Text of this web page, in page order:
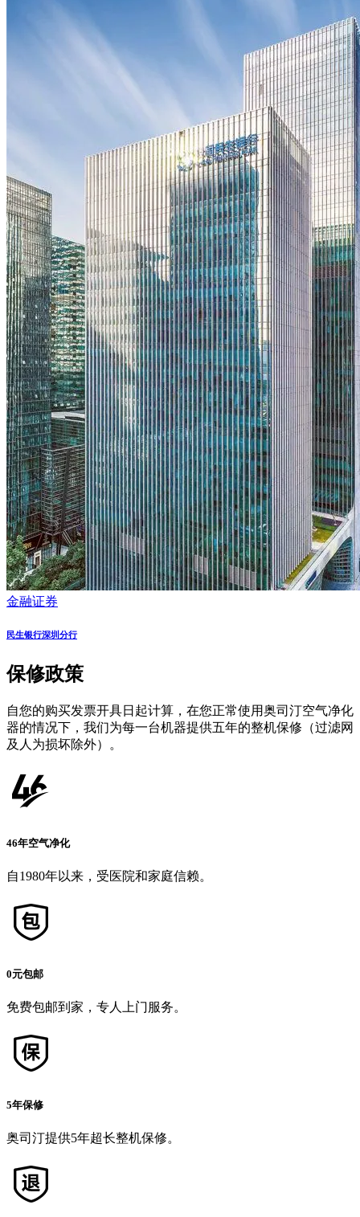
金融证券
民生银行深圳分行
保修政策
自您的购买发票开具日起计算，在您正常使用奥司汀空气净化
器的情况下，我们为每一台机器提供五年的整机保修（过滤网
及人为损坏除外）。
46年空气净化
自1980年以来，受医院和家庭信赖。
0元包邮
免费包邮到家，专人上门服务。
5年保修
奥司汀提供5年超长整机保修。